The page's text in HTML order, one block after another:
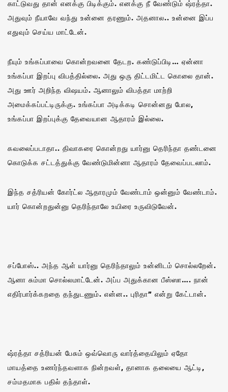
காட்டுவது தான் எனக்கு பிடிக்கும். எனக்கு நீ வேண்டும் ஷ்ரத்தா.
அதுவும் நீயாவே வந்து உன்னை தரணும். அதனால.. உன்னை இப்ப
எதுவும் செய்ய மாட்டேன்.
நீயும் உங்கப்பாவை கொன்றவனை தேடற. கண்டுப்பிடி… ஏன்னா
உங்கப்பா இறப்பு விபத்தில்லை. அது ஒரு திட்டமிட்ட கொலை தான்.
அது ஊர் அறிந்த விஷயம். ஆனாலும் விபத்தா மாற்றி
அமைக்கப்பட்டிருக்கு. உங்கப்பா அடிக்கடி சொன்னது போல,
உங்கப்பா இறப்புக்கு தேவையான ஆதாரம் இல்லை.
கவலைப்படாதா.. திவாகரை கொன்றது யார்னு தெரிந்தா தண்டனை
கொடுக்க சட்டத்துக்கு வேண்டுமின்னா ஆதாரம் தேவைப்படலாம்.
இந்த சத்ரியன் கோர்ட்ல ஆதாரமும் வேண்டாம் ஒன்னும் வேண்டாம்.
யார் கொன்றதுன்னு தெரிந்தாலே உயிரை உருவிடுவேன்.
சப்போஸ்.. அந்த ஆள் யார்னு தெரிந்தாலும் உன்னிடம் சொல்லறேன்.
ஆனா சும்மா சொல்லமாட்டேன். அப்ப அதுக்கான பீஸ்ஸா‌…. நான்
எதிர்பார்க்கறதை தந்துடணும். என்ன.. புரிதா” என்று கேட்டான்.
ஷ்ரத்தா சத்ரியன் பேசும் ஒவ்வொரு வார்த்தையிலும் ஏதோ
மாயத்தை உணர்ந்தவளாக நின்றவள், தானாக தலையை ஆட்டி,
சம்மதமாக பதில் தந்தாள்.